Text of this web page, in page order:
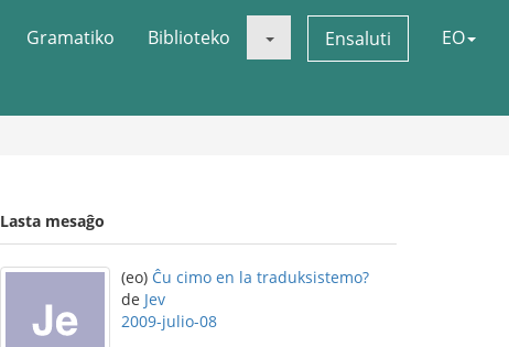
Gramatiko Biblioteko Ensaluti EO
Lasta mesaĝo
(eo) Ĉu cimo en la traduksistemo?
de Jev
2009-julio-08